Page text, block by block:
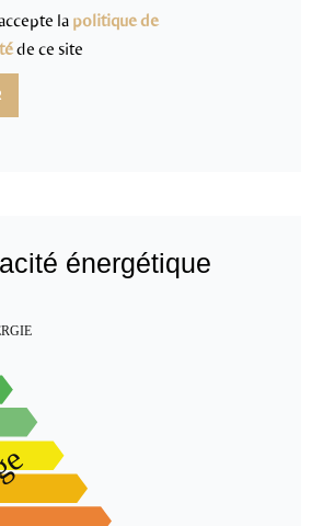
la politique de
de ce site
énergétique